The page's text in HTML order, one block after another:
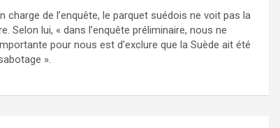
de l’enquête, le parquet suédois ne voit pas la
lui, « dans l’enquête préliminaire, nous ne
pour nous est d’exclure que la Suède ait été
».